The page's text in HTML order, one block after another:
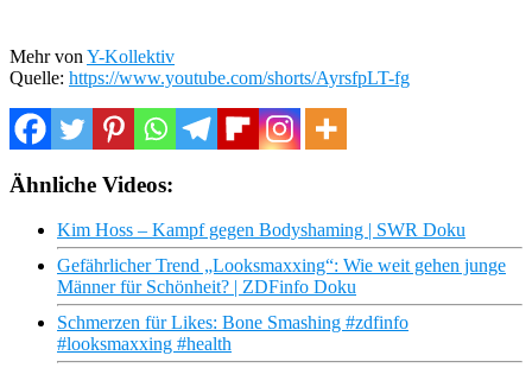
Mehr von Y-Kollektiv
Quelle: https://www.youtube.com/shorts/AyrsfpLT-fg
Ähnliche Videos:
Kim Hoss – Kampf gegen Bodyshaming | SWR Doku
Gefährlicher Trend „Looksmaxxing“: Wie weit gehen junge
Männer für Schönheit? | ZDFinfo Doku
Schmerzen für Likes: Bone Smashing #zdfinfo
#looksmaxxing #health